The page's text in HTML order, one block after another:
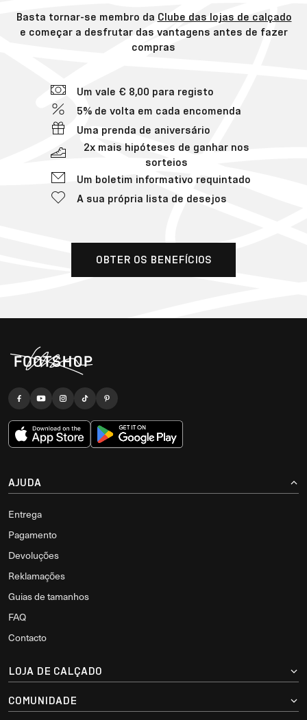
Basta tornar-se membro da Clube das lojas de calçado
e começar a desfrutar das vantagens antes de fazer
compras
Um vale € 8,00 para registo
5% de volta em cada encomenda
Uma prenda de aniversário
2x mais hipóteses de ganhar nos
sorteios
Um boletim informativo requintado
A sua própria lista de desejos
OBTER OS BENEFÍCIOS
AJUDA
Entrega
Pagamento
Devoluções
Reklamações
Guias de tamanhos
FAQ
Contacto
LOJA DE CALÇADO
COMUNIDADE